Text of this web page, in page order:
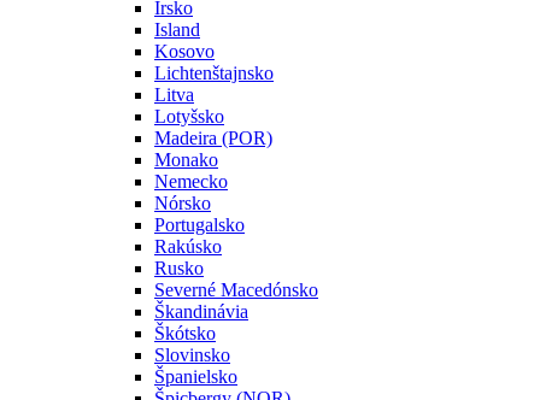
Írsko
Island
Kosovo
Lichtenštajnsko
Litva
Lotyšsko
Madeira (POR)
Monako
Nemecko
Nórsko
Portugalsko
Rakúsko
Rusko
Severné Macedónsko
Škandinávia
Škótsko
Slovinsko
Španielsko